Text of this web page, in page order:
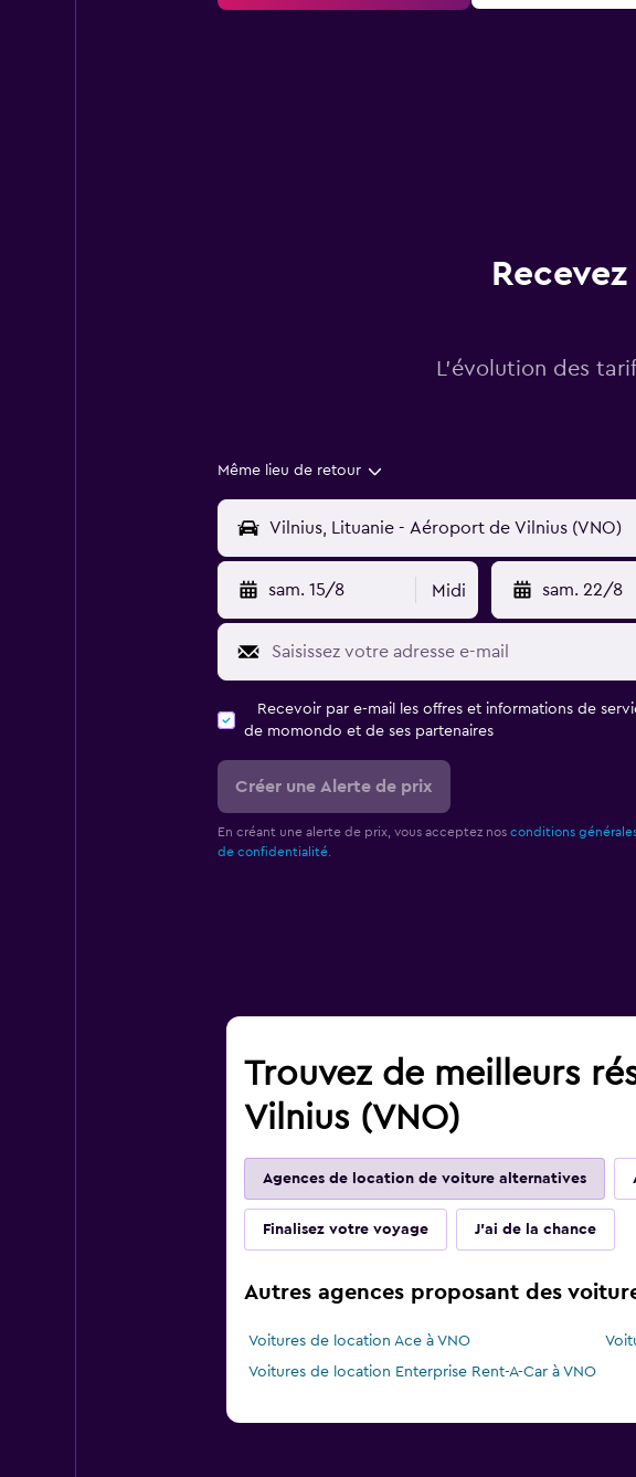
L’évolution des
Même lieu de retour
sam. 15/8 Midi sam. 22/8
Recevoir par e-mail les offres et informations de
de momondo et de ses partenaires
Créer une Alerte de prix
En créant une alerte de prix, vous acceptez nos conditions
de confidentialité.
Trouvez de meilleurs
Vilnius (VNO)
Agences de location de voiture alternatives
Finalisez votre voyage J'ai de la chance
Autres agences proposant des
Voitures de location Ace à VNO
Voitures de location Enterprise Rent-A-Car à VNO